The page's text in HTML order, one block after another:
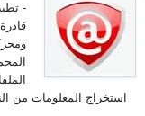
-
استخراج المعلومات من